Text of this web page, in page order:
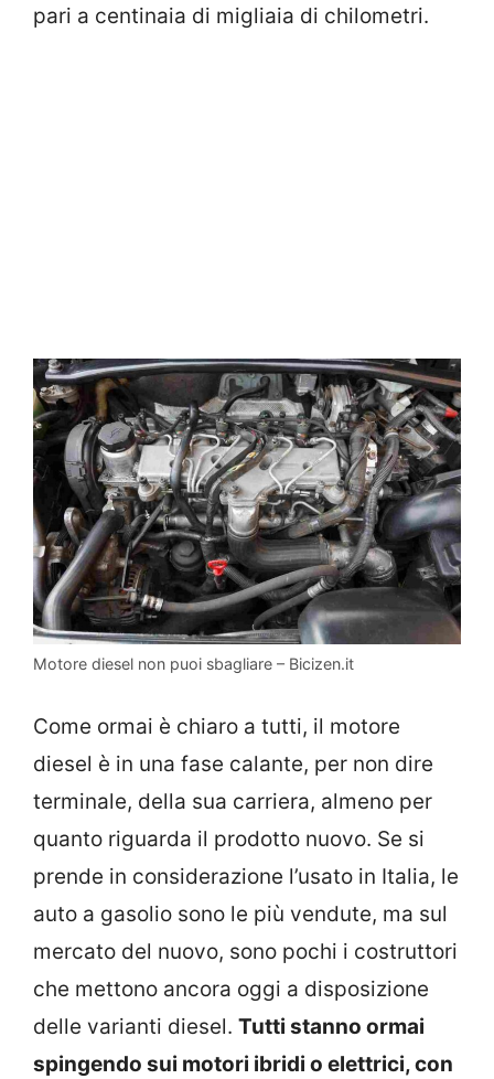
pari a centinaia di migliaia di chilometri.
Motore diesel non puoi sbagliare – Bicizen.it
Come ormai è chiaro a tutti, il motore
diesel è in una fase calante, per non dire
terminale, della sua carriera, almeno per
quanto riguarda il prodotto nuovo. Se si
prende in considerazione l’usato in Italia, le
auto a gasolio sono le più vendute, ma sul
mercato del nuovo, sono pochi i costruttori
che mettono ancora oggi a disposizione
delle varianti diesel. Tutti stanno ormai
spingendo sui motori ibridi o elettrici, con